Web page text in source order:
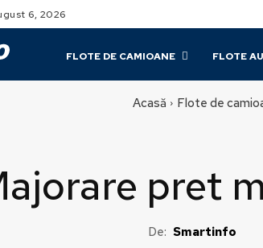
6, 2026
FLOTE DE CAMIOANE FLOTE
Acasă Flote de
pret
De: Smartinfo